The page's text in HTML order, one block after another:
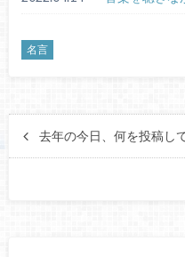
名言
去年の今日、何を投稿し